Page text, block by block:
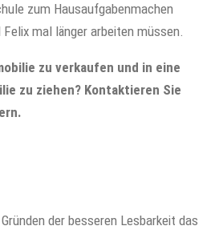
zum Hausaufgabenmachen
Felix mal länger arbeiten müssen.
zu verkaufen und in eine
zu ziehen? Kontaktieren Sie
der besseren Lesbarkeit das